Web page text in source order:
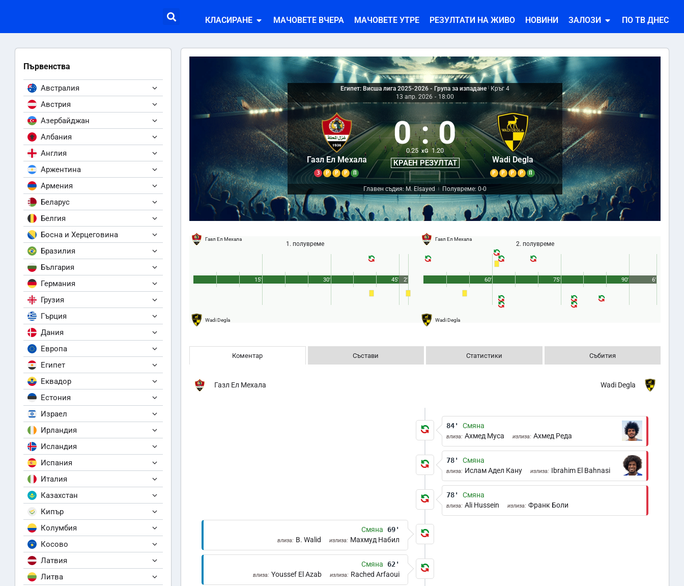
КЛАСИРАНЕ МАЧОВЕТЕ ВЧЕРА МАЧОВЕТЕ УТРЕ РЕЗУЛТАТИ НА ЖИВО НОВИНИ ЗАЛОЗИ ПО ТВ ДНЕС
Първенства
Австралия
Австрия
Азербайджан
Албания
Англия
Аржентина
Армения
Беларус
Белгия
Босна и Херцеговина
Бразилия
България
Германия
Грузия
Гърция
Дания
Европа
Египет
Еквадор
Естония
Израел
Ирландия
Исландия
Испания
Италия
Казахстан
Кипър
Колумбия
Косово
Латвия
Литва
Египет: Висша лига 2025-2026 - Група за изпадане
Кръг 4
13 апр. 2026 - 18:00
Газл Ел Мехала
З Р Р Р П
0 : 0
0.25 xG 1.20
КРАЕН РЕЗУЛТАТ Wadi Degla
Р Р Р Р П
Главен съдия: M. Elsayed | Полувреме: 0-0
Газл Ел Мехала
1. полувреме
Wadi Degla
45'
15' 30' 2'
Газл Ел Мехала
2. полувреме
Wadi Degla
90'
60' 75' 6'
Коментар Състави Статистики Събития
Газл Ел Мехала Wadi Degla
84' Смяна
влиза: Ахмед Муса излиза: Ахмед Реда
78' Смяна
влиза: Ислам Адел Кану излиза: Ibrahim El Bahnasi
78' Смяна
влиза: Ali Hussein излиза: Франк Боли
Смяна 69'
влиза: B. Walid излиза: Махмуд Набил
Смяна 62'
влиза: Youssef El Azab излиза: Rached Arfaoui